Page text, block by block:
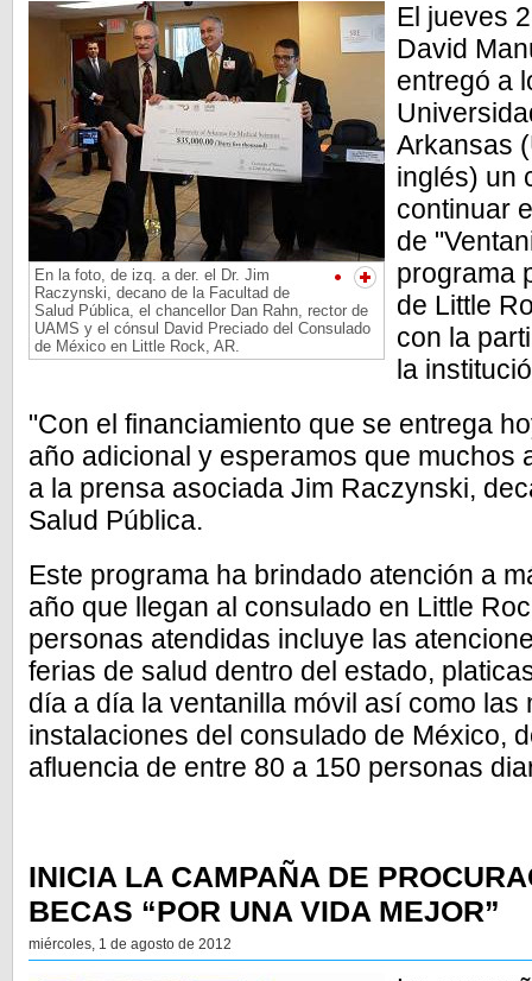
En la foto, de izq. a der. el Dr. Jim
Raczynski, decano de la Facultad de
Salud Pública, el chancellor Dan Rahn, rector de
UAMS y el cónsul David Preciado del Consulado
de México en Little Rock, AR.
El jueves
David
entregó a
Arkansas
inglés) un
continuar
de
programa
de Little
con la
la
"Con el financiamiento que se entrega
año adicional y esperamos que muchos
a la prensa asociada Jim Raczynski,
Salud Pública.
Este programa ha brindado atención a
año que llegan al consulado en Little
personas atendidas incluye las
ferias de salud dentro del estado,
día a día la ventanilla móvil así como las
instalaciones del consulado de México,
afluencia de entre 80 a 150 personas
INICIA LA CAMPAÑA DE
BECAS “POR UNA VIDA MEJOR”
miércoles, 1 de agosto de 2012